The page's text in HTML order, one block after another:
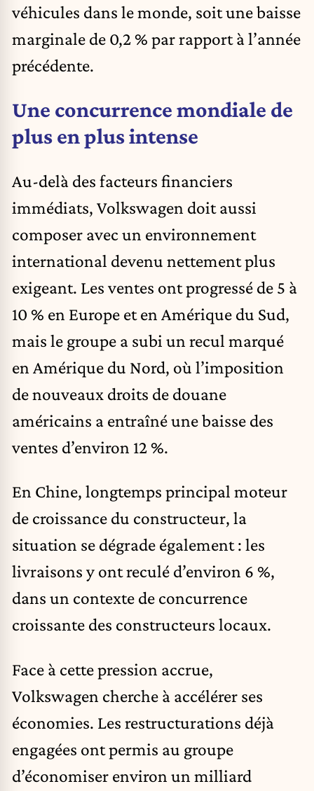
véhicules dans le monde, soit une baisse
marginale de 0,2 % par rapport à l’année
précédente.
Une concurrence mondiale de
plus en plus intense
Au-delà des facteurs financiers
immédiats, Volkswagen doit aussi
composer avec un environnement
international devenu nettement plus
exigeant. Les ventes ont progressé de 5 à
10 % en Europe et en Amérique du Sud,
mais le groupe a subi un recul marqué
en Amérique du Nord, où l’imposition
de nouveaux droits de douane
américains a entraîné une baisse des
ventes d’environ 12 %.
En Chine, longtemps principal moteur
de croissance du constructeur, la
situation se dégrade également : les
livraisons y ont reculé d’environ 6 %,
dans un contexte de concurrence
croissante des constructeurs locaux.
Face à cette pression accrue,
Volkswagen cherche à accélérer ses
économies. Les restructurations déjà
engagées ont permis au groupe
d’économiser environ un milliard